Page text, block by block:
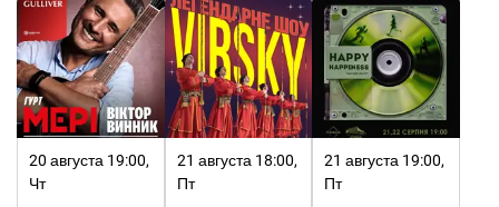
20 августа 19:00,
Чт
21 августа 18:00,
Пт
21 августа 19:00,
Пт